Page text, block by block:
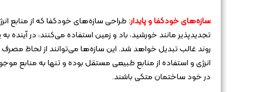
سازه‌های خودکفا و پایدار:طراحی سازه‌های خودکفا که از منابع
تجدیدپذیر مانند خورشید، باد و زمین استفاده می‌کنند، در آینده
روند غالب تبدیل خواهد شد. این سازه‌ها می‌توانند از لحاظ مصرف
انرژی و استفاده از منابع طبیعی مستقل بوده و تنها به منابع
در خود ساختمان متکی باشند.